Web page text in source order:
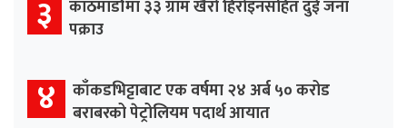
३ काठमाडौँमा ३३ ग्राम खैरो हिरोइनसहित दुई जना
पक्राउ
४ काँकडभिट्टाबाट एक वर्षमा २४ अर्ब ५० करोड
बराबरको पेट्रोलियम पदार्थ आयात